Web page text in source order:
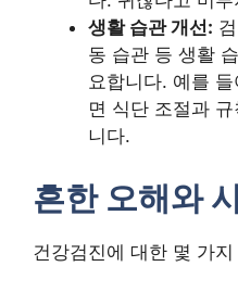
생활 습관 개선:
동 습관 등 생활
요합니다. 예를
면 식단 조절과
니다.
흔한 오해와
건강검진에 대한 몇 가